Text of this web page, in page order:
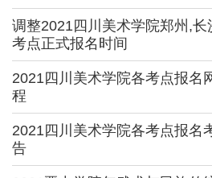
调整2021四川美术学院郑州,长
考点正式报名时间
2021四川美术学院各考点报名
程
2021四川美术学院各考点报名
告